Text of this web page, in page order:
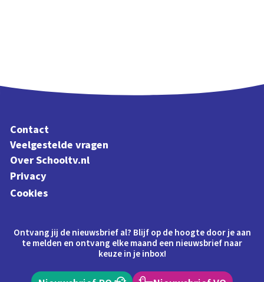
Contact
Veelgestelde vragen
Over Schooltv.nl
Privacy
Cookies
Ontvang jij de nieuwsbrief al? Blijf op de hoogte door je aan
te melden en ontvang elke maand een nieuwsbrief naar
keuze in je inbox!